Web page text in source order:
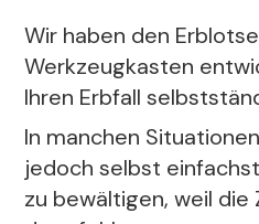
Wir haben den
Werkzeugkasten
Ihren Erbfall
In manchen
jedoch selbst
zu bewältigen, weil